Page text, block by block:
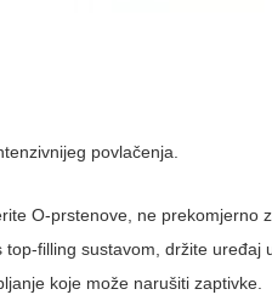
povlačenja.
O-prstenove, ne prekomjerno
filling sustavom, držite uređaj
koje može narušiti zaptivke.